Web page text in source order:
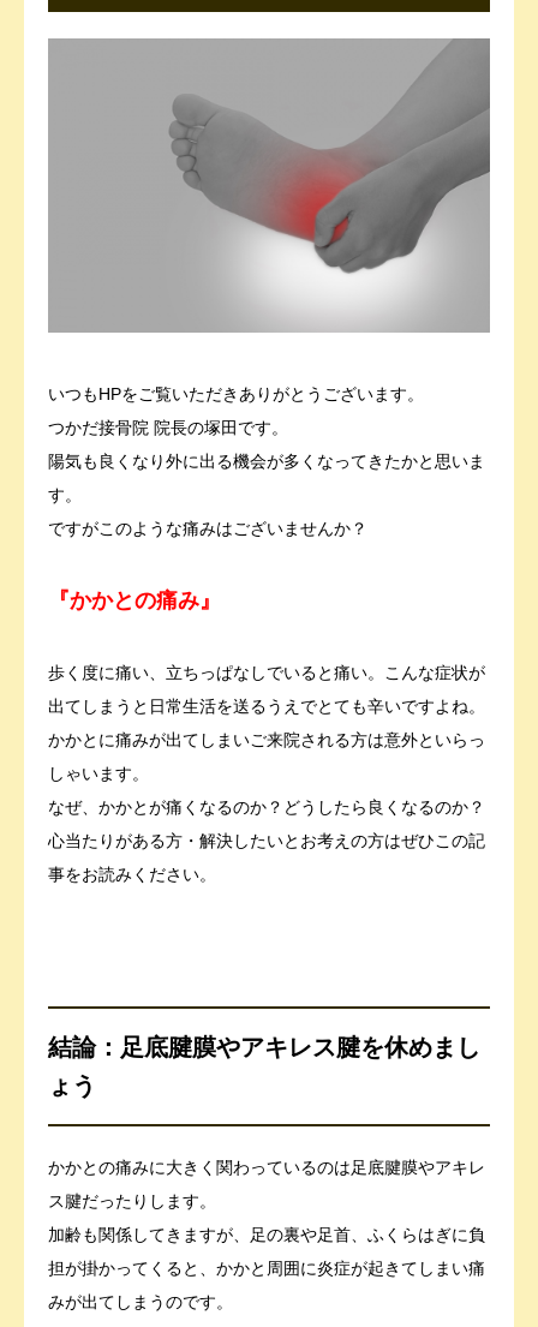
いつもHPをご覧いただきありがとうございます。
つかだ接骨院 院長の塚田です。
陽気も良くなり外に出る機会が多くなってきたかと思いま
す。
ですがこのような痛みはございませんか？
『かかとの痛み』
歩く度に痛い、立ちっぱなしでいると痛い。こんな症状が
出てしまうと日常生活を送るうえでとても辛いですよね。
かかとに痛みが出てしまいご来院される方は意外といらっ
しゃいます。
なぜ、かかとが痛くなるのか？どうしたら良くなるのか？
心当たりがある方・解決したいとお考えの方はぜひこの記
事をお読みください。
結論：足底腱膜やアキレス腱を休めまし
ょう
かかとの痛みに大きく関わっているのは足底腱膜やアキレ
ス腱だったりします。
加齢も関係してきますが、足の裏や足首、ふくらはぎに負
担が掛かってくると、かかと周囲に炎症が起きてしまい痛
みが出てしまうのです。